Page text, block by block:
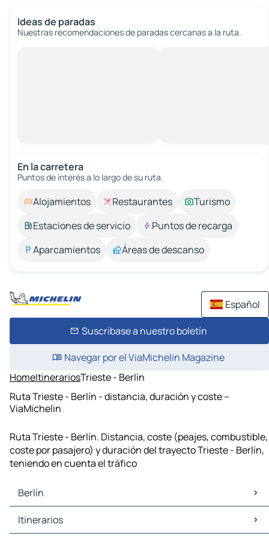
Ideas de paradas
Nuestras recomendaciones de paradas cercanas a la ruta.
En la carretera
Puntos de interés a lo largo de su ruta.
Alojamientos Restaurantes
Turismo
Estaciones de servicio
Puntos de recarga
Aparcamientos
Áreas de descanso
Español
Suscríbase a nuestro boletín
Navegar por el ViaMichelin Magazine
HomeItinerariosTrieste - Berlín
Ruta Trieste - Berlín - distancia, duración y coste –
ViaMichelin
Ruta Trieste - Berlín. Distancia, coste (peajes, combustible,
coste por pasajero) y duración del trayecto Trieste - Berlín,
teniendo en cuenta el tráfico
Berlín
Berlín Mapas Planos
Berlín Trafico
Itinerarios